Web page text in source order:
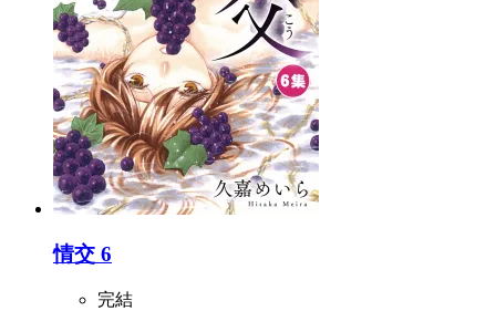
情交 6
完結